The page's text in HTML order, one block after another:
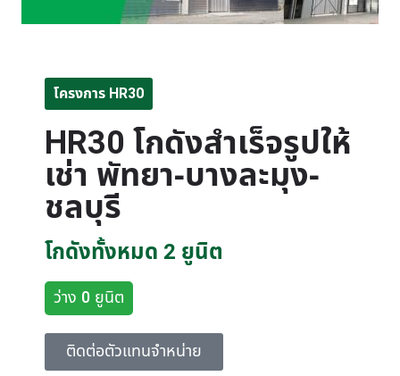
โครงการ HR30
HR30 โกดังสำเร็จรูปให้
เช่า พัทยา-บางละมุง-
ชลบุรี
โกดังทั้งหมด 2 ยูนิต
ว่าง 0 ยูนิต
ติดต่อตัวแทนจำหน่าย